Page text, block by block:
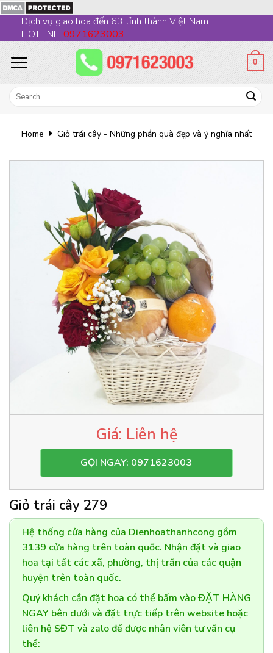
to
content
Dịch vụ giao hoa đến 63 tỉnh thành Việt Nam.
HOTLINE: 0971623003
0
Search
Home Giỏ trái cây - Những phần quà đẹp và ý nghĩa nhất
Liên hệ
GỌI NGAY: 0971623003
Giỏ trái cây 279
Hệ thống cửa hàng của Dienhoathanhcong gồm
3139 cửa hàng trên toàn quốc. Nhận đặt và giao
hoa tại tất các xã, phường, thị trấn của các quận
huyện trên toàn quốc.
Quý khách cần đặt hoa có thể bấm vào ĐẶT HÀNG
NGAY bên dưới và đặt trực tiếp trên website hoặc
liên hệ SĐT và zalo để được nhân viên tư vấn cụ
thể: